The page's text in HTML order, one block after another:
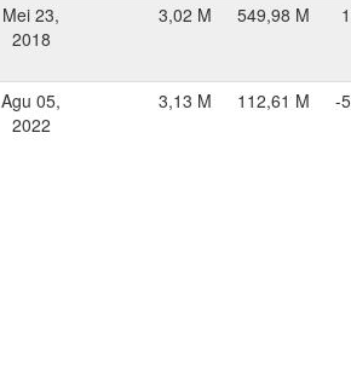
Mei 23,
2018
3,02 M 549,98 M
Agu 05,
2022
3,13 M 112,61 M -